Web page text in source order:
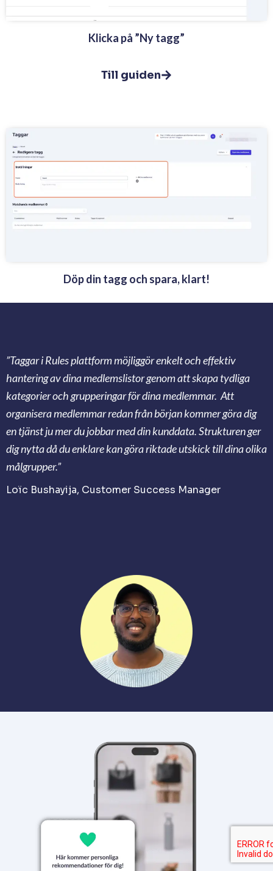
Klicka på ”Ny tagg”
Till guiden
Döp din tagg och spara, klart!
”Taggar i Rules plattform möjliggör enkelt och effektiv
hantering av dina medlemslistor genom att skapa tydliga
kategorier och grupperingar för dina medlemmar. Att
organisera medlemmar redan från början kommer göra dig
en tjänst ju mer du jobbar med din kunddata. Strukturen ger
dig nytta då du enklare kan göra riktade utskick till dina olika
målgrupper.”
Loïc Bushayija, Customer Success Manager